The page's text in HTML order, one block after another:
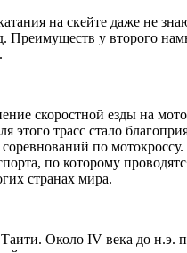
на скейте даже не
Преимуществ у второго
скоростной езды на
этого трасс стало
по
по которому
странах мира.
Около IV века до н.э.